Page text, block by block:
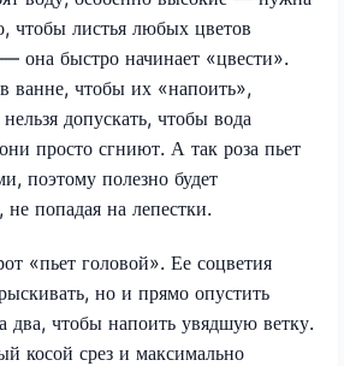
чтобы листья любых цветов
она быстро начинает «цвести».
ванне, чтобы их «напоить»,
допускать, чтобы вода
просто сгниют. А так роза пьет
поэтому полезно будет
не попадая на лепестки.
«пьет головой». Ее соцветия
но и прямо опустить
два, чтобы напоить увядшую ветку.
косой срез и максимально